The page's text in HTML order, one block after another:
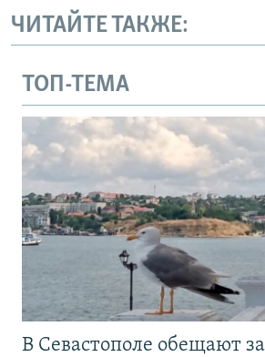
ЧИТАЙТЕ ТАКЖЕ:
ТОП-ТЕМА
В Севастополе обещают